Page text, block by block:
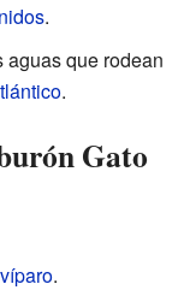
.
aguas que rodean
.
Gato
.